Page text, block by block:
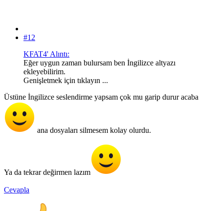
#12
KFAT4' Alıntı:
Eğer uygun zaman bulursam ben İngilizce altyazı
ekleyebilirim.
Genişletmek için tıklayın ...
Üstüne İngilizce seslendirme yapsam çok mu garip durur acaba
ana dosyaları silmesem kolay olurdu.
Ya da tekrar değirmen lazım
Cevapla